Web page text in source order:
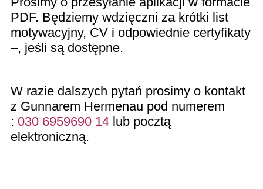
PDF. Będziemy wdzięczni za krótki list
motywacyjny, CV i odpowiednie certyfikaty
–, jeśli są dostępne.
W razie dalszych pytań prosimy o kontakt
z Gunnarem Hermenau pod numerem
: 030 6959690 14 lub pocztą
elektroniczną.